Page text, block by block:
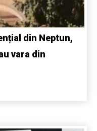
din Neptun,
vara din